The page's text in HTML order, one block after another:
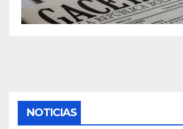
NOTICIAS